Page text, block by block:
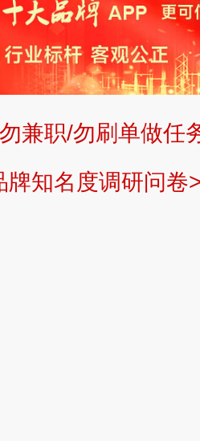
用。本站不生产产
、不提供中介服务。
点或意见，页面信息
速提交发布>> 提交品
兼职/勿刷单做任
牌知名度调研问卷